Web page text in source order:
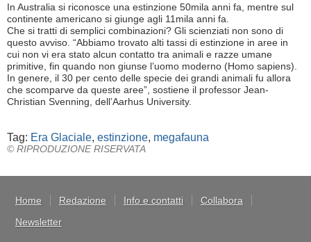
In Australia si riconosce una estinzione 50mila anni fa, mentre sul
continente americano si giunge agli 11mila anni fa.
Che si tratti di semplici combinazioni? Gli scienziati non sono di
questo avviso. “Abbiamo trovato alti tassi di estinzione in aree in
cui non vi era stato alcun contatto tra animali e razze umane
primitive, fin quando non giunse l’uomo moderno (Homo sapiens).
In genere, il 30 per cento delle specie dei grandi animali fu allora
che scomparve da queste aree”, sostiene il professor Jean-
Christian Svenning, dell’Aarhus University.
Tag: Era Glaciale, estinzione, megafauna
© RIPRODUZIONE RISERVATA
Home Redazione Info e contatti
Collabora
Newsletter